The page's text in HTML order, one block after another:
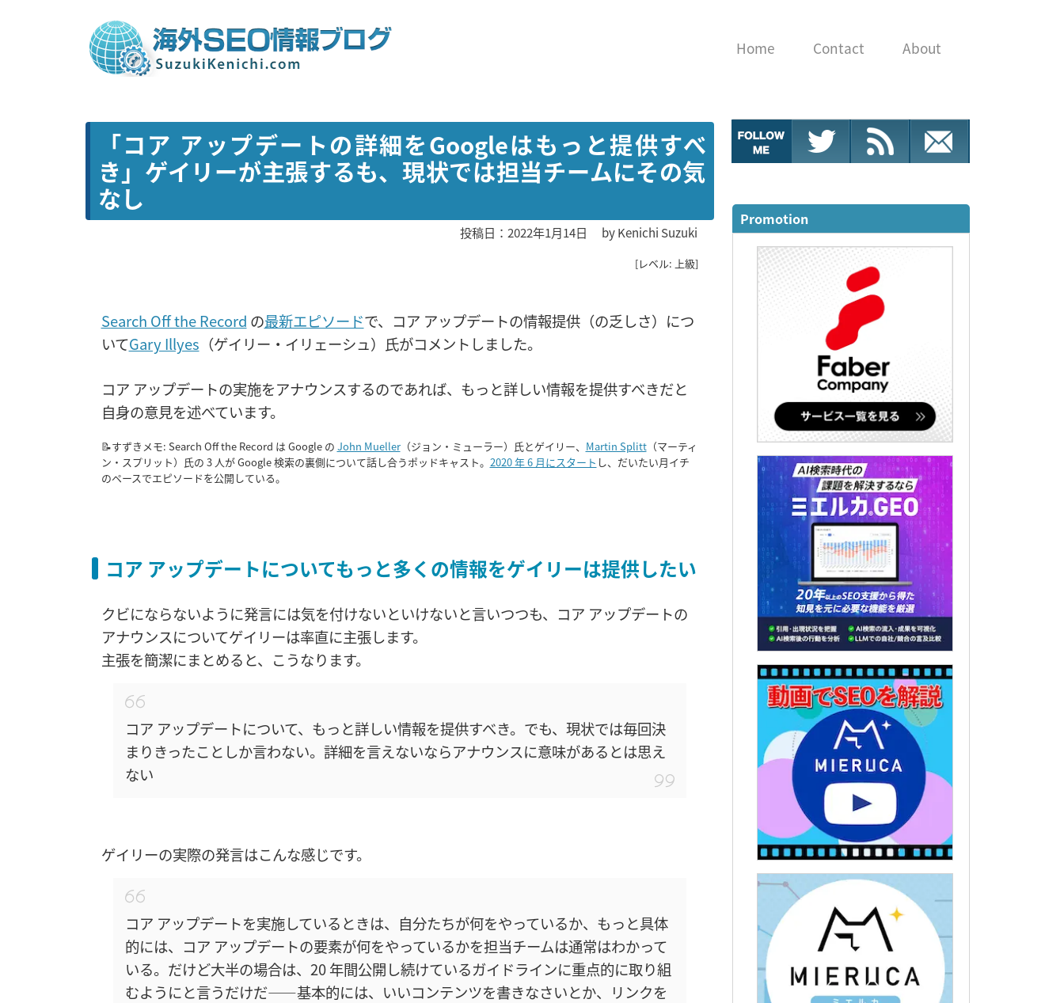
Home Contact About
「コア アップデートの詳細をGoogleはもっと提供すべ
き」ゲイリーが主張するも、現状では担当チームにその気
なし
投稿日：2022年1月14日 byKenichi Suzuki
[レベル: 上級]
Search Off the Record の最新エピソードで、コア アップデートの情報提供（の乏しさ）につ
いてGary Illyes （ゲイリー・イリェーシュ）氏がコメントしました。
コア アップデートの実施をアナウンスするのであれば、もっと詳しい情報を提供すべきだと
自身の意見を述べています。
📝すずきメモ: Search Off the Record は Google の John Mueller（ジョン・ミューラー）氏とゲイリー、 Martin Splitt（マーティ
ン・スプリット）氏の 3 人が Google 検索の裏側について話し合うポッドキャスト。 2020 年 6 月にスタート し、だいたい月イチ
のペースでエピソードを公開している。
コア アップデートについてもっと多くの情報をゲイリーは提供したい
クビにならないように発言には気を付けないといけないと言いつつも、コア アップデートの
アナウンスについてゲイリーは率直に主張します。
主張を簡潔にまとめると、こうなります。
コア アップデートについて、もっと詳しい情報を提供すべき。でも、現状では毎回決
まりきったことしか言わない。詳細を言えないならアナウンスに意味があるとは思え
ない
ゲイリーの実際の発言はこんな感じです。
コア アップデートを実施しているときは、自分たちが何をやっているか、もっと具体
的には、コア アップデートの要素が何をやっているかを担当チームは通常はわかって
いる。だけど大半の場合は、20 年間公開し続けているガイドラインに重点的に取り組
むようにと言うだけだ――基本的には、いいコンテンツを書きなさいとか、リンクを
Promotion